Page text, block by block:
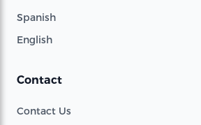
Spanish
English
Contact
Contact Us